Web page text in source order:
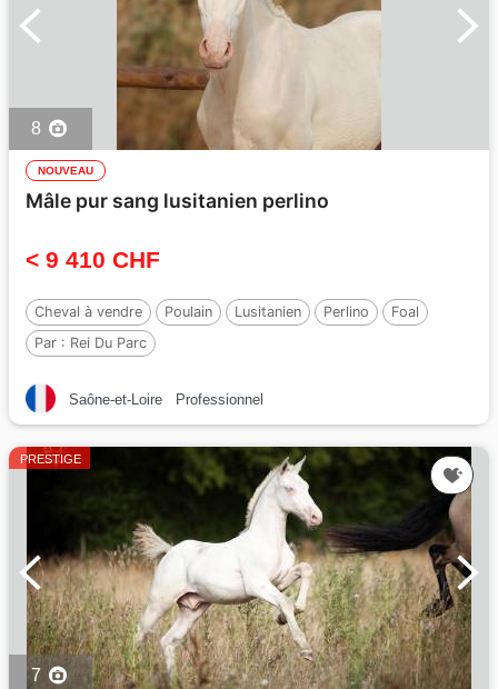
8
NOUVEAU
Mâle pur sang lusitanien perlino
< 9 410 CHF
Cheval à vendre Poulain Lusitanien Perlino
Foal
Par : Rei Du Parc
Saône-et-Loire Professionnel
PRESTIGE
7